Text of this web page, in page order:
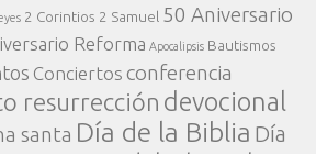
2 Corintios 2 Samuel 50 Aniversario
Reforma Apocalipsis Bautismos
Conciertos conferencia
resurrección devocional
santa Día de la Biblia Día